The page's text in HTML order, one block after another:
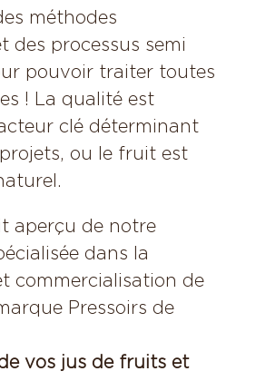
méthodes
des processus semi
pouvoir traiter toutes
! La qualité est
clé déterminant
ou le fruit est
aperçu de notre
dans la
commercialisation de
Pressoirs de
vos jus de fruits et